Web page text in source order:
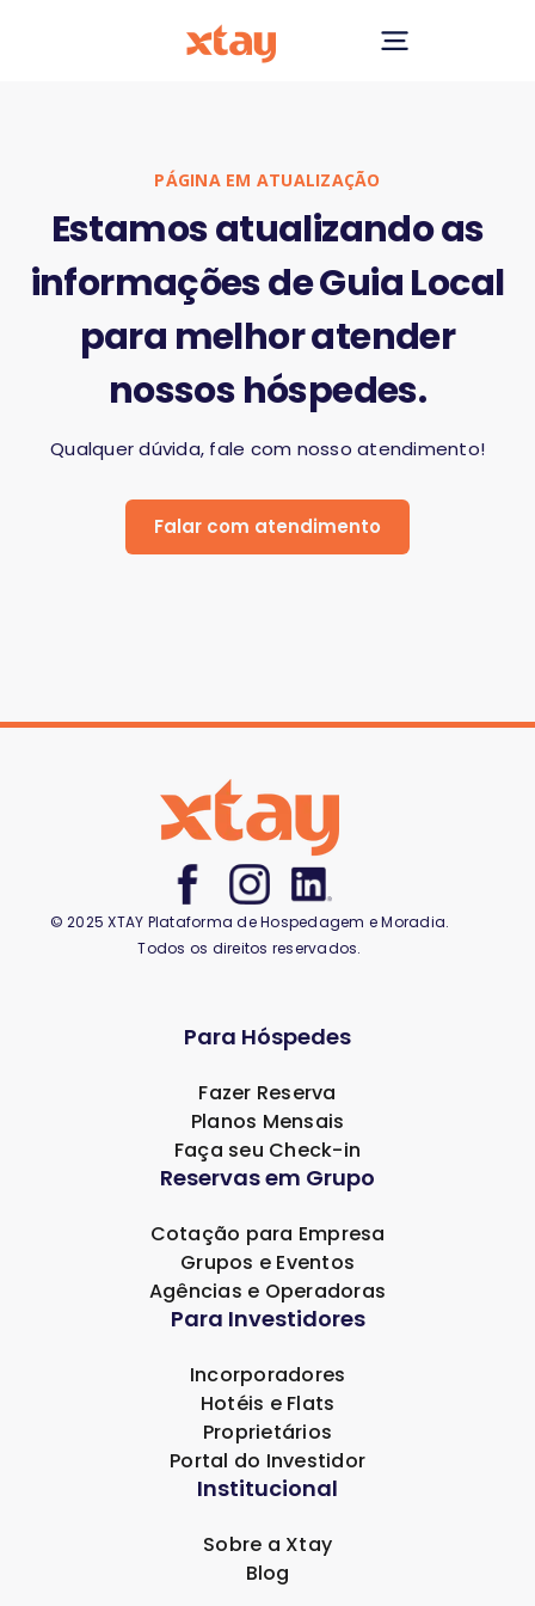
PÁGINA EM ATUALIZAÇÃO
Estamos atualizando as
informações de Guia Local
para melhor atender
nossos hóspedes.
Qualquer dúvida, fale com nosso atendimento!
Falar com atendimento
© 2025 XTAY Plataforma de Hospedagem e Moradia.
Todos os direitos reservados.
Para Hóspedes
Fazer Reserva
Planos Mensais
Faça seu Check-in
Reservas em Grupo
Cotação para Empresa
Grupos e Eventos
Agências e Operadoras
Para Investidores
Incorporadores
Hotéis e Flats
Proprietários
Portal do Investidor
Institucional
Sobre a Xtay
Blog